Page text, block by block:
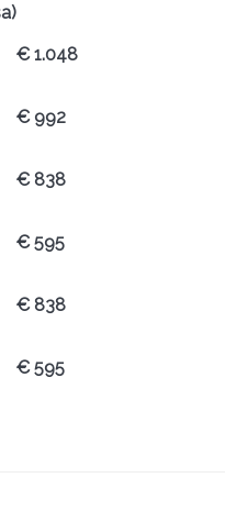
€ 1.048
€ 992
€ 838
€ 595
€ 838
€ 595